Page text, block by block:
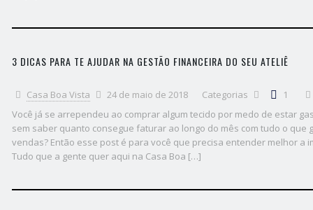
3 DICAS PARA TE AJUDAR NA GESTÃO FINANCEIRA DO SEU ATELIÊ
Casa Boa Vista 24 de maio de 2018 Categorias
1
Você já se arrependeu ao comprar algum tecido por medo de estar
sem saber quanto consegue faturar ao longo do mês com tudo o que
vendas? Então esse post é para você que precisa entender melhor a
Tudo que a gente quer aqui na Casa Boa […]